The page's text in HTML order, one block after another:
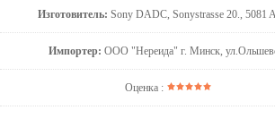
Изготовитель: Sony DADC, Sonystrasse 20., 5081
Импортер: ООО "Нереида" г. Минск,
Оценка :